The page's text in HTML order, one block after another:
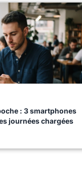
: 3 smartphones
journées chargées